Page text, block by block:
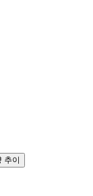
추이